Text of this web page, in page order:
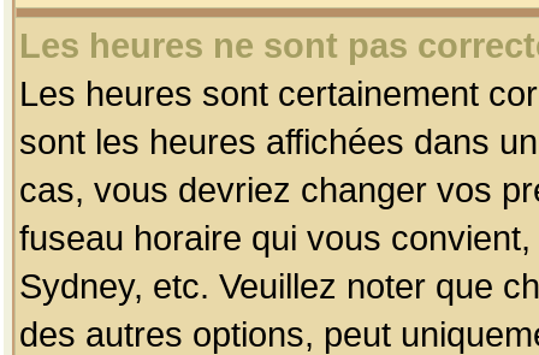
Les heures ne sont pas
Les heures sont certainement
sont les heures affichées dans
cas, vous devriez changer vos
fuseau horaire qui vous
Sydney, etc. Veuillez noter que
des autres options, peut